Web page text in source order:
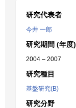
研究代表者
今井 一郎
研究期間 (年度)
2004 – 2007
研究種目
基盤研究(B)
研究分野